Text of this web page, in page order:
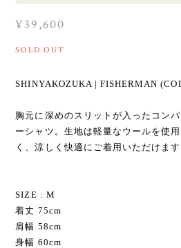
¥39,600
SOLD OUT
SHINYAKOZUKA | FISHERMAN
胸元に深めのスリットが入ったコン
ーシャツ。生地は軽量なウールを使
く、涼しく快適にご着用いただけます
SIZE : M
着丈 75cm
肩幅 58cm
身幅 60cm